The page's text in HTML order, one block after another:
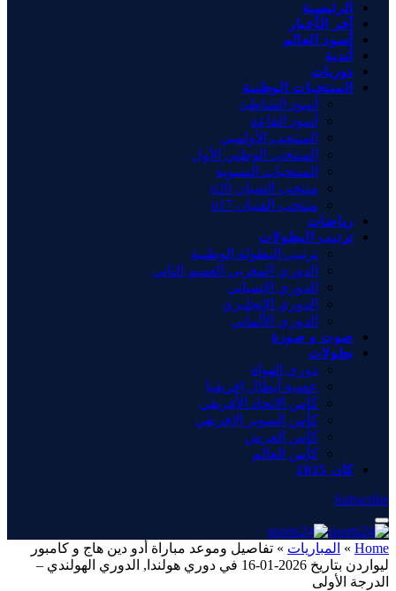
الرئيسية
آخر الأخبار
أسود العالم
أندية
دوريات
المنتخبات الوطنية
أسود الشاطئ
أسود القاعة
المنتخب الأولمبي
المنتخب الوطني الأول
المنتخبات النسوية
منتخب الشبان u20
منتخب الفتيان u17
رياضات
ترتيب البطولات
ترتيب البطولة الوطنية
الدوري المغربي القسم الثاني
الدوري الإسباني
الدوري الإنجليزي
الدوري الألماني
صوت و صورة
بطولات
دوري الهواة
عصبة أبطال إفريقيا
كأس الاتحاد الأفريقي
كأس السوبر الإفريقي
كأس العرش
كأس العالم
كان 2025
Subscribe
Home
» المباريات» تفاصيل وموعد مباراة أدو دين هاج و كامبور
ليواردن بتاريخ 2026-01-16 في دوري هولندا, الدوري الهولندي –
الدرجة الأولى